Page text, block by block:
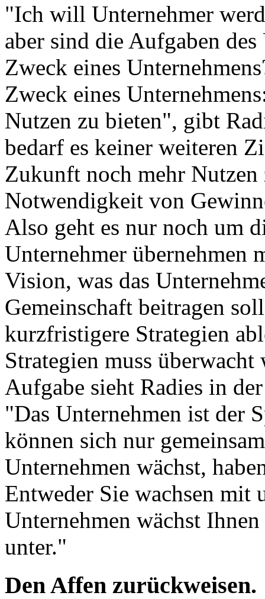
"Ich will Unternehmer
aber sind die Aufgaben
Zweck eines
Zweck eines
Nutzen zu bieten", gibt
bedarf es keiner weiteren
Zukunft noch mehr Nutzen
Notwendigkeit von
Also geht es nur noch um
Unternehmer übernehmen
Vision, was das
Gemeinschaft beitragen
kurzfristigere Strategien
Strategien muss
Aufgabe sieht Radies in
"Das Unternehmen ist der
können sich nur
Unternehmen wächst,
Entweder Sie wachsen mit
Unternehmen wächst
unter."
Den Affen zurückweisen.